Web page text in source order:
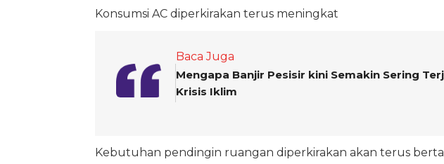
Konsumsi AC diperkirakan terus meningkat
Baca Juga
Mengapa Banjir Pesisir kini Semakin Sering
Krisis Iklim
Kebutuhan pendingin ruangan diperkirakan akan terus